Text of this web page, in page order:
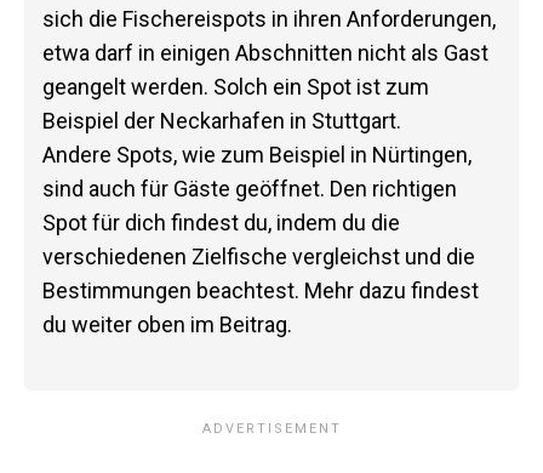
sich die Fischereispots in ihren Anforderungen,
etwa darf in einigen Abschnitten nicht als Gast
geangelt werden. Solch ein Spot ist zum
Beispiel der Neckarhafen in Stuttgart.
Andere Spots, wie zum Beispiel in Nürtingen,
sind auch für Gäste geöffnet. Den richtigen
Spot für dich findest du, indem du die
verschiedenen Zielfische vergleichst und die
Bestimmungen beachtest. Mehr dazu findest
du weiter oben im Beitrag.